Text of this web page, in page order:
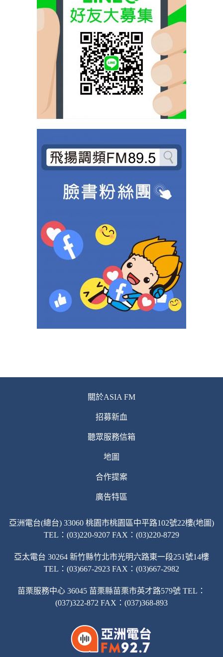
關於ASIA FM
招募新血
聽眾服務信箱
地圖
合作提案
廣告特區
亞洲電台(總台) 33060 桃園市桃園區中平路102號22樓(地圖)
TEL：(03)220-9207 FAX：(03)220-8729
亞太電台 30264 新竹縣竹北市光明六路東一段251號14樓
TEL：(03)667-2923 FAX：(03)667-2982
苗栗服務中心 36045 苗栗縣苗栗市英才路579號 TEL：
(037)322-872 FAX：(037)368-893